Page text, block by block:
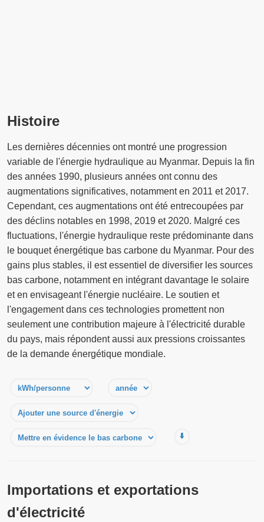
Histoire
Les dernières décennies ont montré une progression
variable de l'énergie hydraulique au Myanmar. Depuis la fin
des années 1990, plusieurs années ont connu des
augmentations significatives, notamment en 2011 et 2017.
Cependant, ces augmentations ont été entrecoupées par
des déclins notables en 1998, 2019 et 2020. Malgré ces
fluctuations, l'énergie hydraulique reste prédominante dans
le bouquet énergétique bas carbone du Myanmar. Pour des
gains plus stables, il est essentiel de diversifier les sources
bas carbone, notamment en intégrant davantage le solaire
et en envisageant l'énergie nucléaire. Le soutien et
l'engagement dans ces technologies promettent non
seulement une contribution majeure à l'électricité durable
du pays, mais répondent aussi aux pressions croissantes
de la demande énergétique mondiale.
⬇️
Importations et exportations
d'électricité